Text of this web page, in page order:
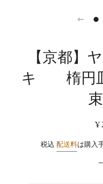
【京都
キ 楕円
通
価
販
価
税込 配送料は購入